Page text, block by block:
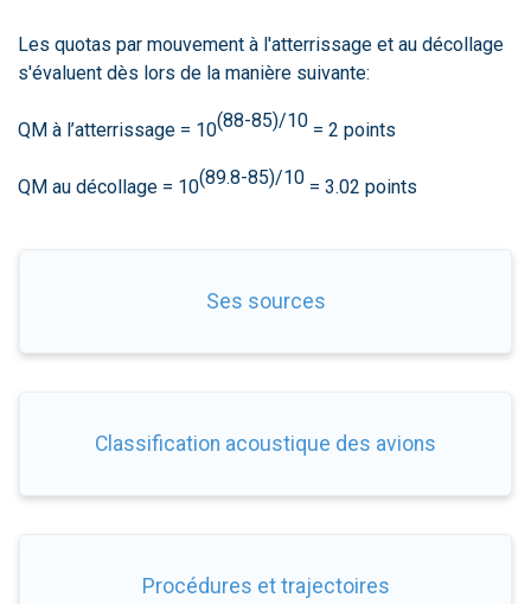
Les quotas par mouvement à l'atterrissage et au décollage
s'évaluent dès lors de la manière suivante:
QM à l’atterrissage = 10(88-85)/10 = 2 points
QM au décollage = 10(89.8-85)/10 = 3.02 points
Ses sources
Classification acoustique des avions
Procédures et trajectoires